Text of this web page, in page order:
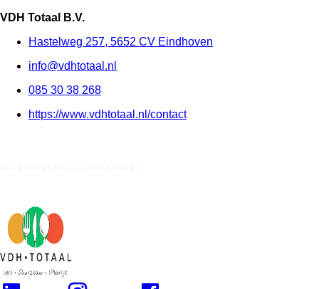
VDH Totaal B.V.
Hastelweg 257, 5652 CV Eindhoven
info@vdhtotaal.nl
085 30 38 268
https://www.vdhtotaal.nl/contact